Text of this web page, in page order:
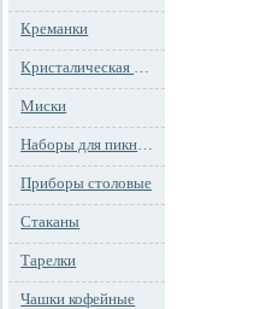
Креманки
Кристалическая посуда
Миски
Наборы для пикника
Приборы столовые
Стаканы
Тарелки
Чашки кофейные